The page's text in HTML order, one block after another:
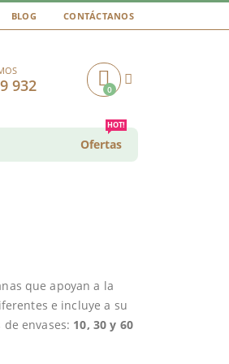
BLOG CONTÁCTANOS
932 Cart0
Ofertas
HOT!
que apoyan a la
e incluye a su
envases: 10, 30 y 60